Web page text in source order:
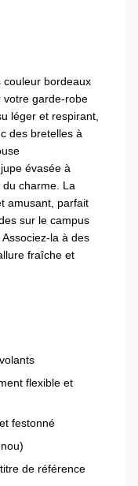
couleur bordeaux
votre garde-robe
léger et respirant,
des bretelles à
évasée à
charme. La
amusant, parfait
sur le campus
la à des
fraîche et
flexible et
festonné
de référence